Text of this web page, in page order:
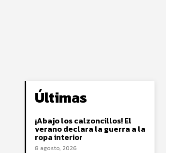
Últimas
¡Abajo los calzoncillos! El
verano declara la guerra a la
ropa interior
8 agosto, 2026